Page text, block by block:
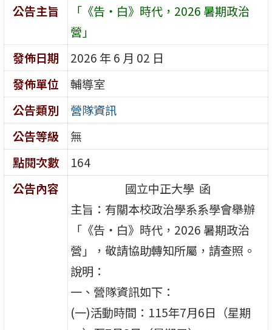
公告主旨
「《告‧白》時代，2026 暑期政治
營」
發佈日期
2026 年 6 月 02 日
發佈單位
輔導室
公告類別
營隊資訊
公告等級
無
點閱次數
164
公告內容
國立中正大學 函
主旨：有關本校政治學系系學會舉辦
「《告‧白》時代，2026 暑期政治
營」，敬請協助轉知所屬，請查照。
說明：
一、營隊資訊如下：
(一)活動時間：115年7月6日（星期